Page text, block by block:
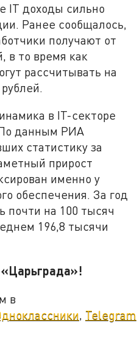
IT доходы сильно
Ранее сообщалось,
получают от
в то время как
рассчитывать на
в IT-секторе
По данным РИА
статистику за
прирост
именно у
обеспечения. За год
почти на 100 тысяч
196,8 тысячи
«Царьграда»!
в
Telegram